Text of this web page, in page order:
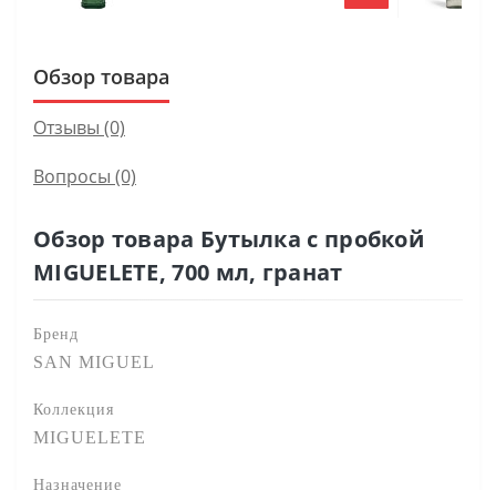
Обзор товара
Отзывы (0)
Вопросы (0)
Обзор товара Бутылка с пробкой
MIGUELETE, 700 мл, гранат
Бренд
SAN MIGUEL
Коллекция
MIGUELETE
Назначение